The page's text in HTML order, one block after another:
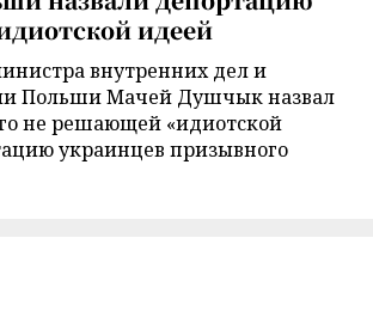
идеей
внутренних дел и
Польши Мачей Душчык назвал
не решающей «идиотской
украинцев призывного